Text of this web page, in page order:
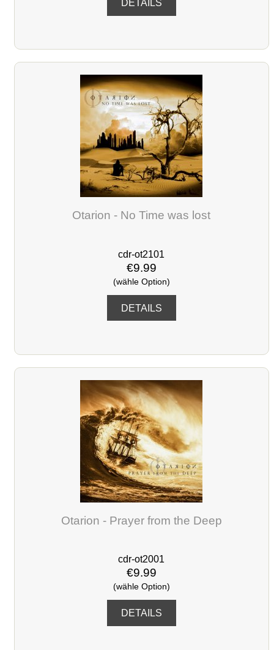
DETAILS
Otarion - No Time was lost
cdr-ot2101
€9.99
(wähle Option)
DETAILS
Otarion - Prayer from the Deep
cdr-ot2001
€9.99
(wähle Option)
DETAILS